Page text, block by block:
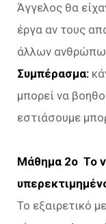
Άγγελος θα
έργα αν τους
άλλων
Συμπέρασμα:
μπορεί να
εστιάσουμε
Μάθημα 2ο Το
Το εξαιρετικό